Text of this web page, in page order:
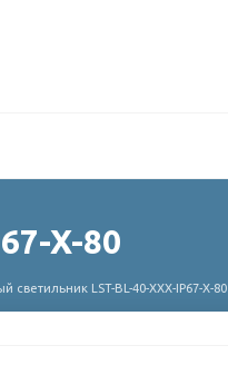
X-80
светильник LST-BL-40-XXX-IP67-X-80